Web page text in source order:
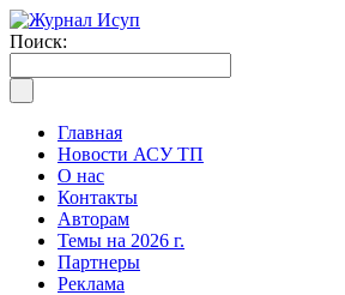
Поиск:
Главная
Новости АСУ ТП
О нас
Контакты
Авторам
Темы на 2026 г.
Партнеры
Реклама